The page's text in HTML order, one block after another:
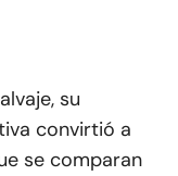
su
convirtió a
se comparan